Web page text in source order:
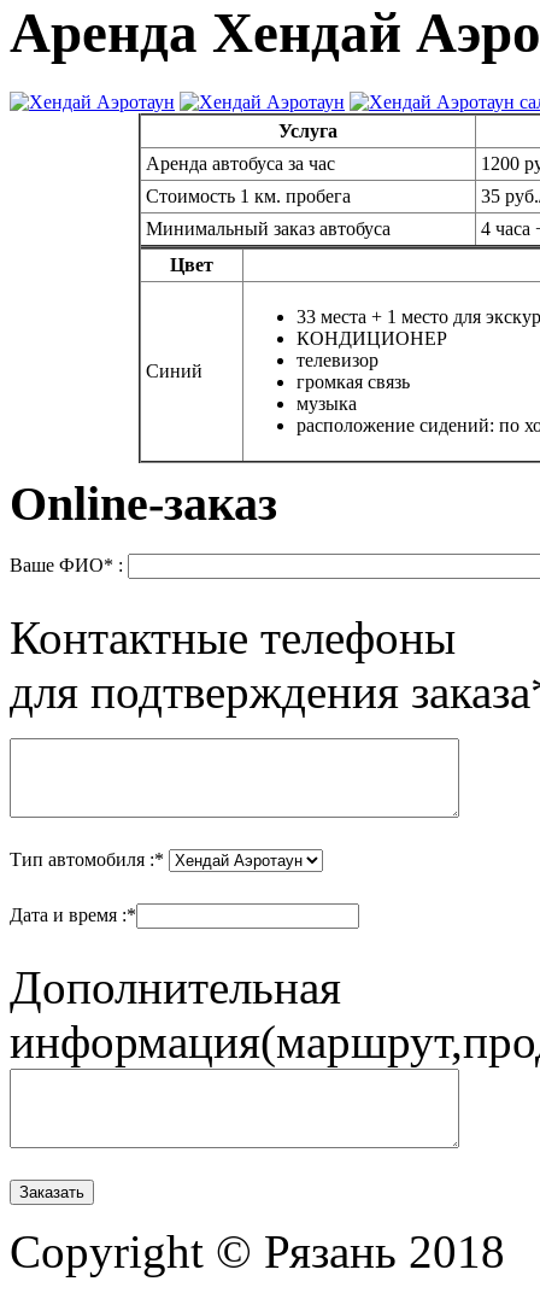
Аренда Хендай
Услуга
Аренда автобуса за час
1200
Стоимость 1 км. пробега
35
Минимальный заказ автобуса
4 часа
Цвет
Синий
33 места + 1 место для
КОНДИЦИОНЕР
телевизор
громкая связь
музыка
расположение сидений: по
Online-заказ
Ваше ФИО* :
Контактные телефоны
для подтверждения
Тип автомобиля :*
Дата и время :*
Дополнительная
Copyright © Рязань 2018